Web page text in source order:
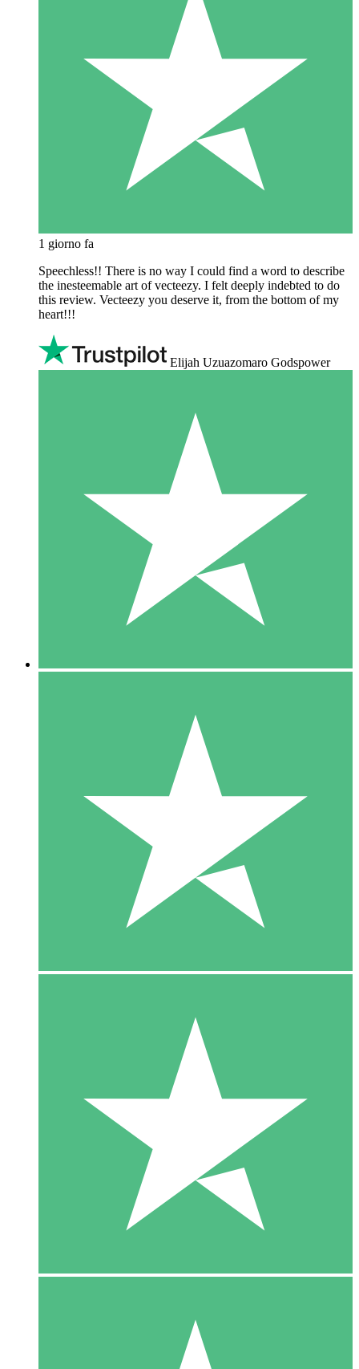
1 giorno fa
Speechless!! There is no way I could find a word to describe
the inesteemable art of vecteezy. I felt deeply indebted to do
this review. Vecteezy you deserve it, from the bottom of my
heart!!!
Elijah Uzuazomaro Godspower